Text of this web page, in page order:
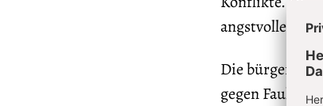
angstvolles
Die
gegen